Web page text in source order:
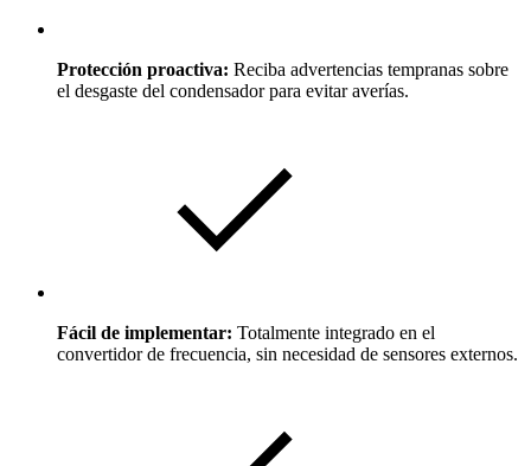
Protección proactiva: Reciba advertencias tempranas sobre
el desgaste del condensador para evitar averías.
Fácil de implementar: Totalmente integrado en el
convertidor de frecuencia, sin necesidad de sensores externos.